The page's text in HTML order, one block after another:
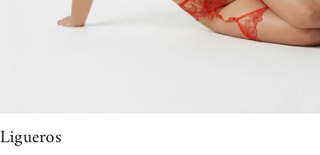
Ligueros